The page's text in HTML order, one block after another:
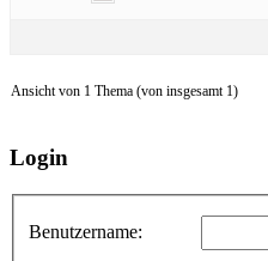
Ansicht von 1 Thema (von insgesamt 1)
Login
Benutzername: